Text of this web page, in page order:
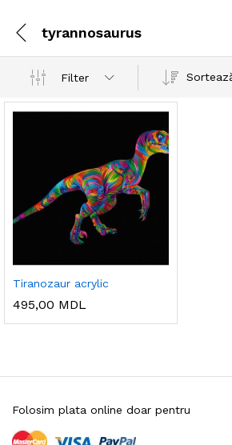
tyrannosaurus
Filter
Tiranozaur acrylic
495,00 MDL
Folosim plata online doar pentru